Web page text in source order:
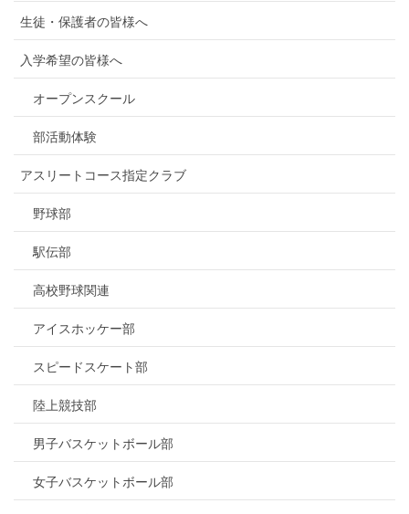
生徒・保護者の皆様へ
入学希望の皆様へ
オープンスクール
部活動体験
アスリートコース指定クラブ
野球部
駅伝部
高校野球関連
アイスホッケー部
スピードスケート部
陸上競技部
男子バスケットボール部
女子バスケットボール部